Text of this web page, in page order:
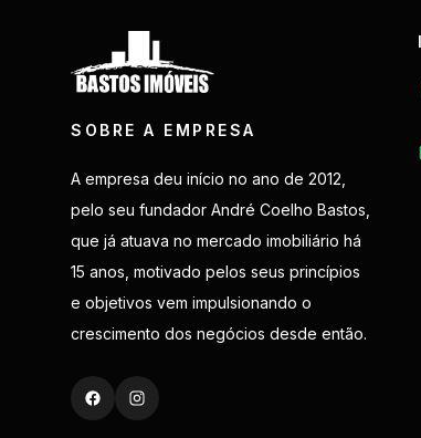
SOBRE A EMPRESA
A empresa deu início no ano de 2012,
pelo seu fundador André Coelho Bastos,
que já atuava no mercado imobiliário há
15 anos, motivado pelos seus princípios
e objetivos vem impulsionando o
crescimento dos negócios desde então.